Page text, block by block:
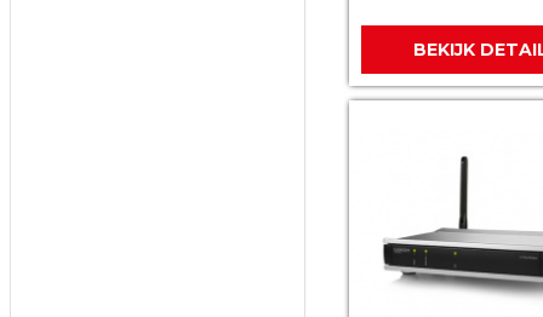
BEKIJK